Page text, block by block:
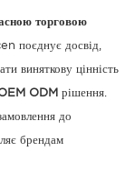
торговою
поєднує досвід,
виняткову цінність
ODM рішення.
до
брендам